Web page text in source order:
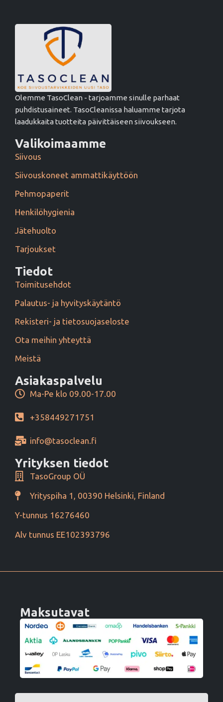
Olemme TasoClean - tarjoamme sinulle parhaat
puhdistusaineet. TasoCleanissa haluamme tarjota
laadukkaita tuotteita päivittäiseen siivoukseen.
Valikoimaamme
Siivous
Siivouskoneet ammattikäyttöön
Pehmopaperit
Henkilöhygienia
Jätehuolto
Tarjoukset
Tiedot
Toimitusehdot
Palautus- ja hyvityskäytäntö
Rekisteri- ja tietosuojaseloste
Ota meihin yhteyttä
Meistä
Asiakaspalvelu
Ma-Pe klo 09.00-17.00
+358449271751
info@tasoclean.fi
Yrityksen tiedot
TasoGroup OÜ
Yrityspiha 1, 00390 Helsinki, Finland
Y-tunnus 16276460
Alv tunnus EE102393796
Maksutavat